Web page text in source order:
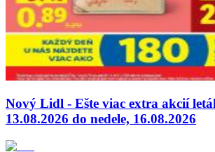
Nový Lidl - Ešte viac extra akcií
13.08.2026 do nedele, 16.08.2026